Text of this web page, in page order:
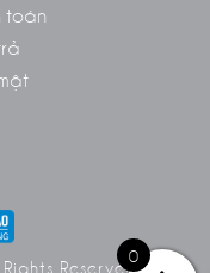
toán
Reserved
0